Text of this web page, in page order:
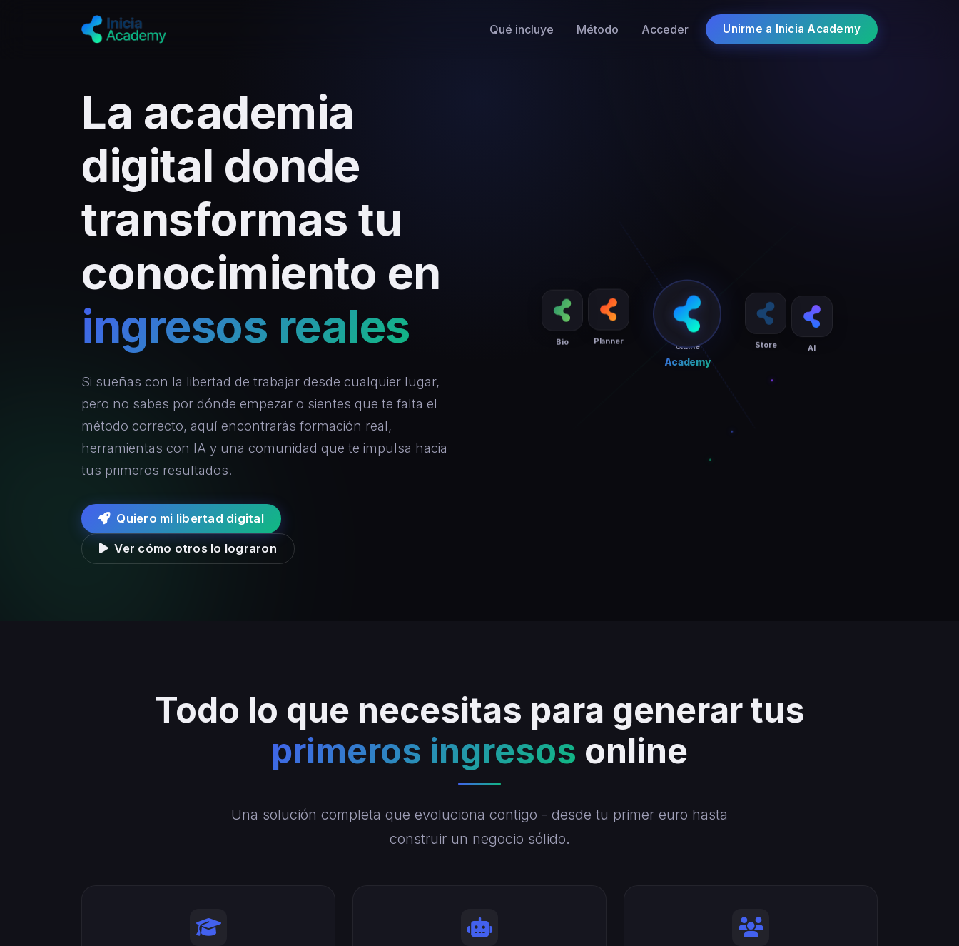
Qué incluye Método Acceder Unirme a Inicia Academy
La academia
digital donde
transformas tu
conocimiento en
ingresos reales
Si sueñas con la libertad de trabajar desde cualquier lugar,
pero no sabes por dónde empezar o sientes que te falta el
método correcto, aquí encontrarás formación real,
herramientas con IA y una comunidad que te impulsa hacia
tus primeros resultados.
Quiero mi libertad digital
Ver cómo otros lo lograron
Academy
Online
Store
Planner
Bio
Todo lo que necesitas para generar tus
primeros ingresos online
Una solución completa que evoluciona contigo - desde tu primer euro hasta
construir un negocio sólido.